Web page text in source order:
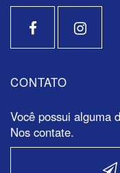
CONTATO
Você possui alguma
Nos contate.